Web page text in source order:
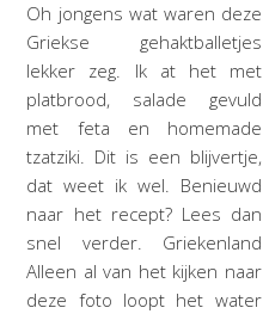
Oh jongens wat waren deze
Griekse gehaktballetjes
lekker zeg. Ik at het met
platbrood, salade gevuld
met feta en homemade
tzatziki. Dit is een blijvertje,
dat weet ik wel. Benieuwd
naar het recept? Lees dan
snel verder. Griekenland
Alleen al van het kijken naar
deze foto loopt het water